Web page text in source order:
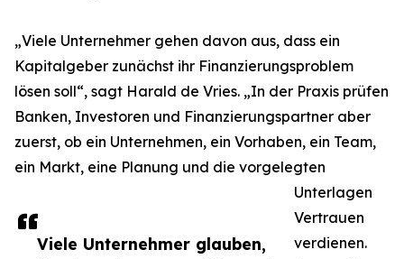
Viele Unternehmer glauben,
„Viele Unternehmer gehen davon aus, dass ein
Kapitalgeber zunächst ihr Finanzierungsproblem
lösen soll“, sagt Harald de Vries. „In der Praxis prüfen
Banken, Investoren und Finanzierungspartner aber
zuerst, ob ein Unternehmen, ein Vorhaben, ein Team,
ein Markt, eine Planung und die vorgelegten
Unterlagen
Vertrauen
verdienen.